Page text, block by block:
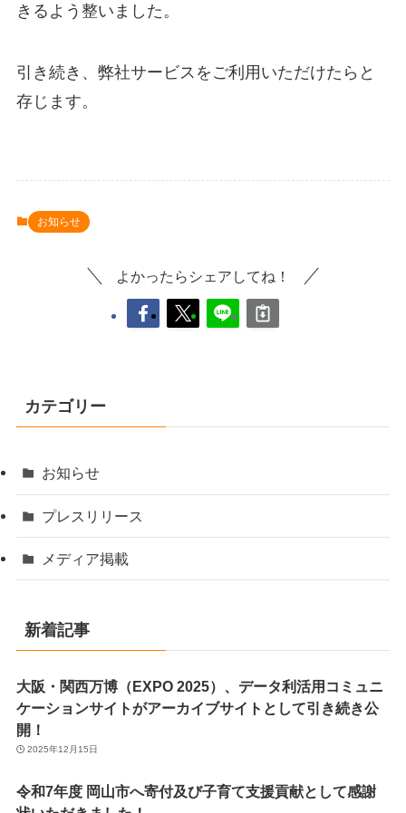
きるよう整いました。
引き続き、弊社サービスをご利用いただけたらと
存じます。
お知らせ
よかったらシェアしてね！
カテゴリー
お知らせ
プレスリリース
メディア掲載
新着記事
大阪・関西万博（EXPO 2025）、データ利活用コミュニ
ケーションサイトがアーカイブサイトとして引き続き公
開！
2025年12月15日
令和7年度 岡山市へ寄付及び子育て支援貢献として感謝